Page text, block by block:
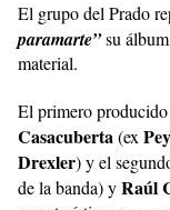
El grupo del Prado
paramarte”su álbum
material.
El primero
Casacuberta(ex
Drexler) y el
de la banda) yRaúl